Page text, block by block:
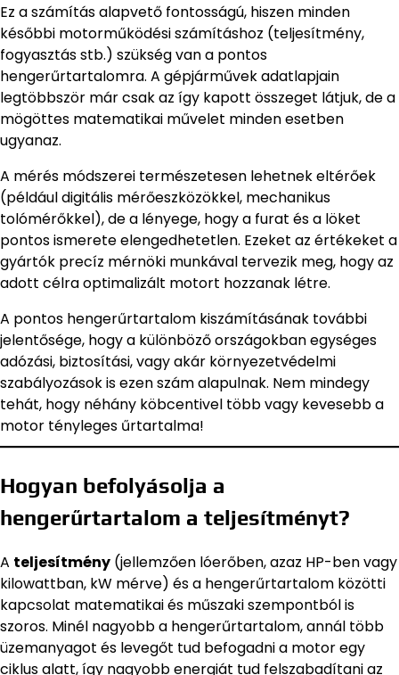
Ez a számítás alapvető fontosságú, hiszen minden
későbbi motorműködési számításhoz (teljesítmény,
fogyasztás stb.) szükség van a pontos
hengerűrtartalomra. A gépjárművek adatlapjain
legtöbbször már csak az így kapott összeget látjuk, de a
mögöttes matematikai művelet minden esetben
ugyanaz.
A mérés módszerei természetesen lehetnek eltérőek
(például digitális mérőeszközökkel, mechanikus
tolómérőkkel), de a lényege, hogy a furat és a löket
pontos ismerete elengedhetetlen. Ezeket az értékeket a
gyártók precíz mérnöki munkával tervezik meg, hogy az
adott célra optimalizált motort hozzanak létre.
A pontos hengerűrtartalom kiszámításának további
jelentősége, hogy a különböző országokban egységes
adózási, biztosítási, vagy akár környezetvédelmi
szabályozások is ezen szám alapulnak. Nem mindegy
tehát, hogy néhány köbcentivel több vagy kevesebb a
motor tényleges űrtartalma!
Hogyan befolyásolja a
hengerűrtartalom a teljesítményt?
A teljesítmény (jellemzően lóerőben, azaz HP-ben vagy
kilowattban, kW mérve) és a hengerűrtartalom közötti
kapcsolat matematikai és műszaki szempontból is
szoros. Minél nagyobb a hengerűrtartalom, annál több
üzemanyagot és levegőt tud befogadni a motor egy
ciklus alatt, így nagyobb energiát tud felszabadítani az